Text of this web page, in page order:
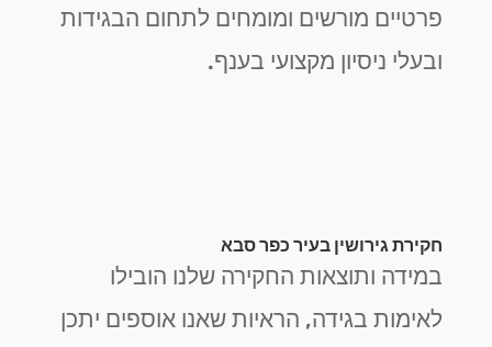
פרטיים מורשים ומומחים לתחום הבגידות
ובעלי ניסיון מקצועי בענף.
חקירת גירושין בעיר כפר סבא
במידה ותוצאות החקירה שלנו הובילו
לאימות בגידה, הראיות שאנו אוספים יתכן